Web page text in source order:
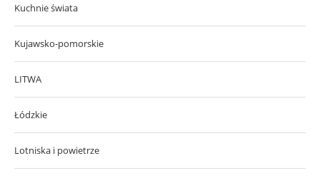
Kuchnie świata
Kujawsko-pomorskie
LITWA
Łódzkie
Lotniska i powietrze